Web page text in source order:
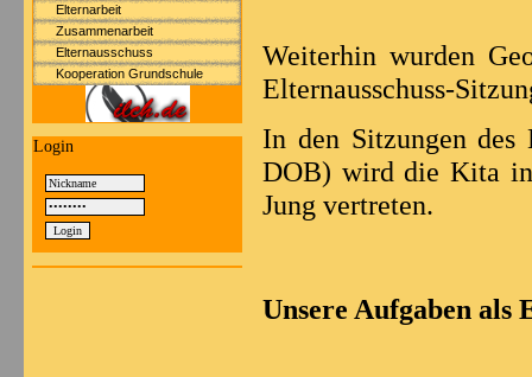
Elternarbeit
Zusammenarbeit
Elternausschuss
Kooperation Grundschule
Login
Weiterhin wurden
Elternausschuss-
In den Sitzungen des
DOB) wird die Kita in
Jung vertreten.
Unsere Aufgaben als